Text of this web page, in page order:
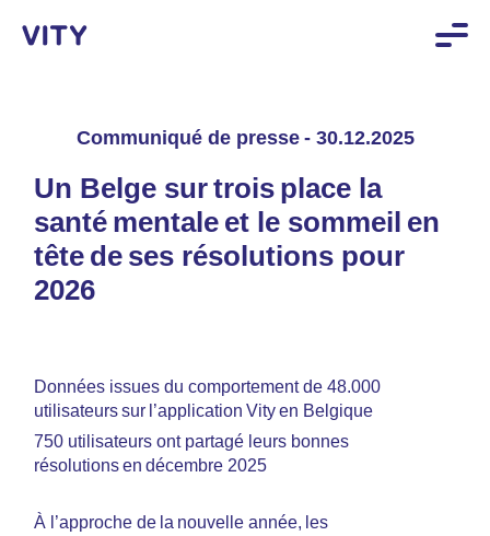
Communiqué de presse - 30.12.2025
Un Belge sur trois place la
santé mentale et le sommeil en
tête de ses résolutions pour
2026
Données issues du comportement de 48.000
utilisateurs sur l’application Vity en Belgique
750 utilisateurs ont partagé leurs bonnes
résolutions en décembre 2025
À l’approche de la nouvelle année, les